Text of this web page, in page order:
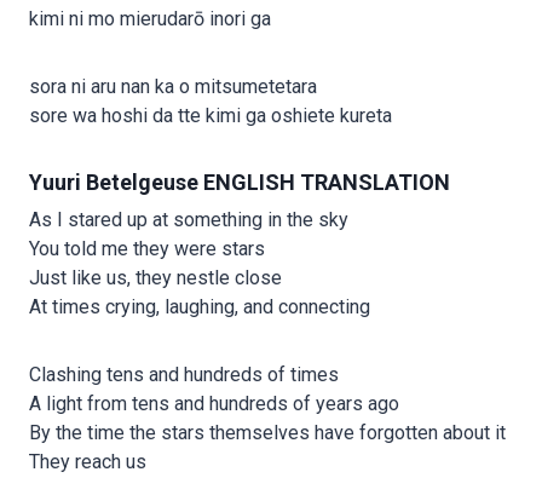
kimi ni mo mierudarō inori ga
sora ni aru nan ka o mitsumetetara
sore wa hoshi da tte kimi ga oshiete kureta
Yuuri Betelgeuse ENGLISH TRANSLATION
As I stared up at something in the sky
You told me they were stars
Just like us, they nestle close
At times crying, laughing, and connecting
Clashing tens and hundreds of times
A light from tens and hundreds of years ago
By the time the stars themselves have forgotten about it
They reach us